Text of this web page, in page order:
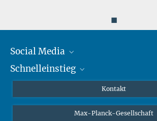
◼
Social Media
Mastodon
Schnelleinstieg
Studierende
Kontakt
Max-Planck-Gesellschaft